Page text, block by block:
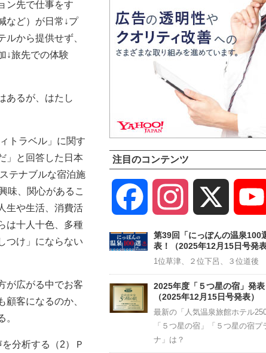
ン先で仕事をす
など）が日常↓プ
から提供せず、
↓旅先での体験
あるが、はたし
トラベル」に関す
」と回答した日本
テナブルな宿泊施
味、関心があるこ
生や生活、消費活
は十人十色、多種
つけ」にならない
が広がる中でお客
客になるのか、
分析する（2）Ｐ
注目のコンテンツ
Facebook Instagram
第39回「にっぽんの温泉100
表！（2025年12月15日号発表
1位草津、２位下呂、３位道後
2025年度「５つ星の宿」発表
（2025年12月15日号発表）
最新の「人気温泉旅館ホテル250
「５つ星の宿」「５つ星の宿プ
ナ」は？